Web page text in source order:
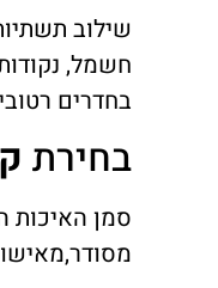
שילוב
חשמל,
בחדרים
בחירת
סמן האיכות